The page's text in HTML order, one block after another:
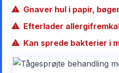
Gnaver hul i papir,
Efterlader
Kan sprede bakterier i